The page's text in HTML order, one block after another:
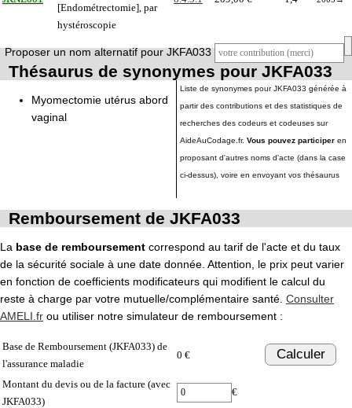
[Endométrectomie], par
hystéroscopie
Proposer un nom alternatif pour JKFA033
Thésaurus de synonymes pour JKFA033
Myomectomie utérus abord
vaginal
Liste de synonymes pour JKFA033 générée à
partir des contributions et des statistiques de
recherches des codeurs et codeuses sur
AideAuCodage.fr. Vous pouvez participer en
proposant d'autres noms d'acte (dans la case
ci-dessus), voire en envoyant vos thésaurus
Remboursement de JKFA033
La base de remboursement correspond au tarif de l'acte et du taux
de la sécurité sociale à une date donnée. Attention, le prix peut varier
en fonction de coefficients modificateurs qui modifient le calcul du
reste à charge par votre mutuelle/complémentaire santé. Consulter
AMELI.fr ou utiliser notre simulateur de remboursement :
Base de Remboursement (JKFA033) de
l'assurance maladie
0 € Calculer
Montant du devis ou de la facture (avec
JKFA033)
€